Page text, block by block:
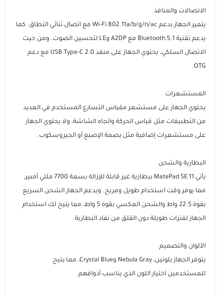
الاتصالات والمنافذ
يتميز الجهاز بدعم Wi-Fi 802.11a/b/g/n/ac مع اتصال ثنائي النطاق. كما
يدعم تقنية Bluetooth 5.1 مع A2DP وLE لتحسين الصوت. ومن حيث
الاتصال السلكي، يحتوي الجهاز على منفذ USB Type-C 2.0 مع دعم
OTG.
المستشعرات
يحتوي الجهاز على مستشعر مقياس التسارع المستخدم في العديد
من التطبيقات مثل قياس الحركة واتجاه الشاشة، ولا يحتوي الجهاز
على مستشعرات إضافية مثل بصمة الإصبع أو الجيروسكوب.
البطارية والشحن
يأتي MatePad SE 11 ببطارية غير قابلة للإزالة بسعة 7700 مللي أمبير،
مما يوفر وقت استخدام طويل ومريح. ويدعم الجهاز الشحن السريع
بقوة 22.5 واط والشحن العكسي بقوة 5 واط، مما يتيح لك استخدام
الجهاز لفترات طويلة دون القلق من نفاد البطارية.
الألوان والتصميم
يتوفر الجهاز بلونين، Nebula Gray وCrystal Blue، مما يتيح
للمستخدمين اختيار اللون الذي يناسب أذواقهم.